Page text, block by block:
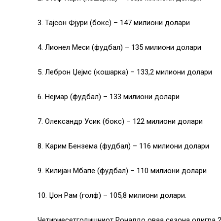
3. Тајсон Фјури (бокс) – 147 милиони долари
4. Лионел Меси (фудбал) – 135 милиони долари
5. Леброн Џејмс (кошарка) – 133,2 милиони долари
6. Нејмар (фудбал) – 133 милиони долари
7. Олександр Усик (бокс) – 122 милиони долари
8. Карим Бензема (фудбал) – 116 милиони долари
9. Килијан Мбапе (фудбал) – 110 милиони долари
10. Џон Рам (голф) – 105,8 милиони долари.